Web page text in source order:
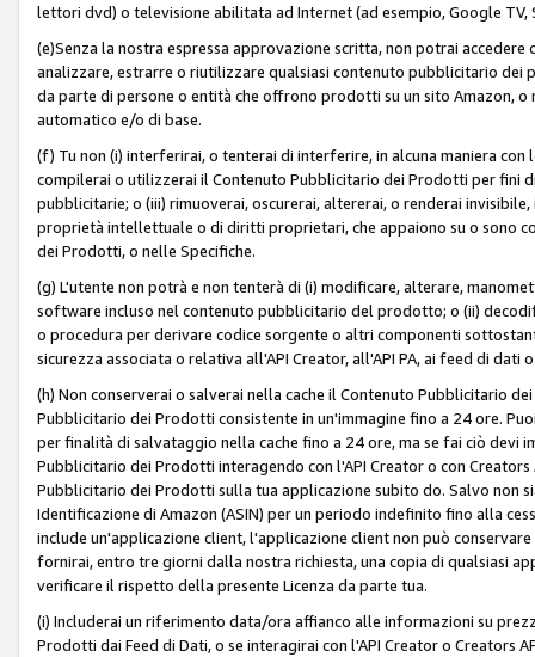
lettori dvd) o televisione abilitata ad Internet (ad esempio, Google TV,
(e)Senza la nostra espressa approvazione scritta, non potrai
analizzare, estrarre o riutilizzare qualsiasi contenuto pubblicitario
da parte di persone o entità che offrono prodotti su un sito Amazon,
automatico e/o di base.
(f) Tu non (i) interferirai, o tenterai di interferire, in alcuna maniera
compilerai o utilizzerai il Contenuto Pubblicitario dei Prodotti per
pubblicitarie; o (iii) rimuoverai, oscurerai, altererai, o renderai
proprietà intellettuale o di diritti proprietari, che appaiono su o sono
dei Prodotti, o nelle Specifiche.
(g) L'utente non potrà e non tenterà di (i) modificare, alterare,
software incluso nel contenuto pubblicitario del prodotto; o (ii)
o procedura per derivare codice sorgente o altri componenti
sicurezza associata o relativa all'API Creator, all'API PA, ai feed di
(h) Non conserverai o salverai nella cache il Contenuto Pubblicitario
Pubblicitario dei Prodotti consistente in un'immagine fino a 24 ore.
per finalità di salvataggio nella cache fino a 24 ore, ma se fai ciò
Pubblicitario dei Prodotti interagendo con l'API Creator o con
Pubblicitario dei Prodotti sulla tua applicazione subito do. Salvo non
Identificazione di Amazon (ASIN) per un periodo indefinito fino alla
include un'applicazione client, l'applicazione client non può
fornirai, entro tre giorni dalla nostra richiesta, una copia di qualsiasi
verificare il rispetto della presente Licenza da parte tua.
(i) Includerai un riferimento data/ora affianco alle informazioni su
Prodotti dai Feed di Dati, o se interagirai con l'API Creator o Creators